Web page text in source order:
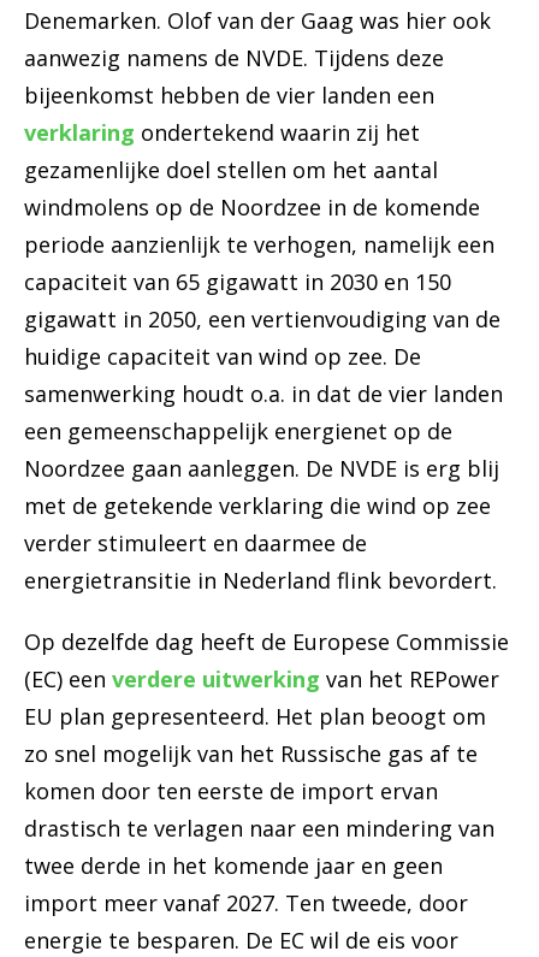
Denemarken. Olof van der Gaag was hier ook
aanwezig namens de NVDE. Tijdens deze
bijeenkomst hebben de vier landen een
verklaring ondertekend waarin zij het
gezamenlijke doel stellen om het aantal
windmolens op de Noordzee in de komende
periode aanzienlijk te verhogen, namelijk een
capaciteit van 65 gigawatt in 2030 en 150
gigawatt in 2050, een vertienvoudiging van de
huidige capaciteit van wind op zee. De
samenwerking houdt o.a. in dat de vier landen
een gemeenschappelijk energienet op de
Noordzee gaan aanleggen. De NVDE is erg blij
met de getekende verklaring die wind op zee
verder stimuleert en daarmee de
energietransitie in Nederland flink bevordert.
Op dezelfde dag heeft de Europese Commissie
(EC) een verdere uitwerking van het REPower
EU plan gepresenteerd. Het plan beoogt om
zo snel mogelijk van het Russische gas af te
komen door ten eerste de import ervan
drastisch te verlagen naar een mindering van
twee derde in het komende jaar en geen
import meer vanaf 2027. Ten tweede, door
energie te besparen. De EC wil de eis voor